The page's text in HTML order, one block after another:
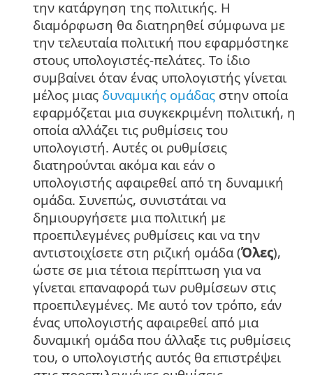
την κατάργηση της πολιτικής. Η
διαμόρφωση θα διατηρηθεί σύμφωνα με
την τελευταία πολιτική που εφαρμόστηκε
στους υπολογιστές-πελάτες. Το ίδιο
συμβαίνει όταν ένας υπολογιστής γίνεται
μέλος μιας δυναμικής ομάδας στην οποία
εφαρμόζεται μια συγκεκριμένη πολιτική, η
οποία αλλάζει τις ρυθμίσεις του
υπολογιστή. Αυτές οι ρυθμίσεις
διατηρούνται ακόμα και εάν ο
υπολογιστής αφαιρεθεί από τη δυναμική
ομάδα. Συνεπώς, συνιστάται να
δημιουργήσετε μια πολιτική με
προεπιλεγμένες ρυθμίσεις και να την
αντιστοιχίσετε στη ριζική ομάδα (Όλες),
ώστε σε μια τέτοια περίπτωση για να
γίνεται επαναφορά των ρυθμίσεων στις
προεπιλεγμένες. Με αυτό τον τρόπο, εάν
ένας υπολογιστής αφαιρεθεί από μια
δυναμική ομάδα που άλλαξε τις ρυθμίσεις
του, ο υπολογιστής αυτός θα επιστρέψει